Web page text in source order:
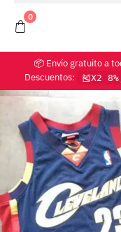
0
📦 Envío gratuito a
Descuentos:
🎽X2